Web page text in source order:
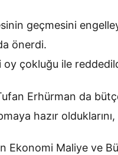
geçmesini
önerdi.
oy çokluğu ile
Erhürman da
hazır
Ekonomi Maliye ve